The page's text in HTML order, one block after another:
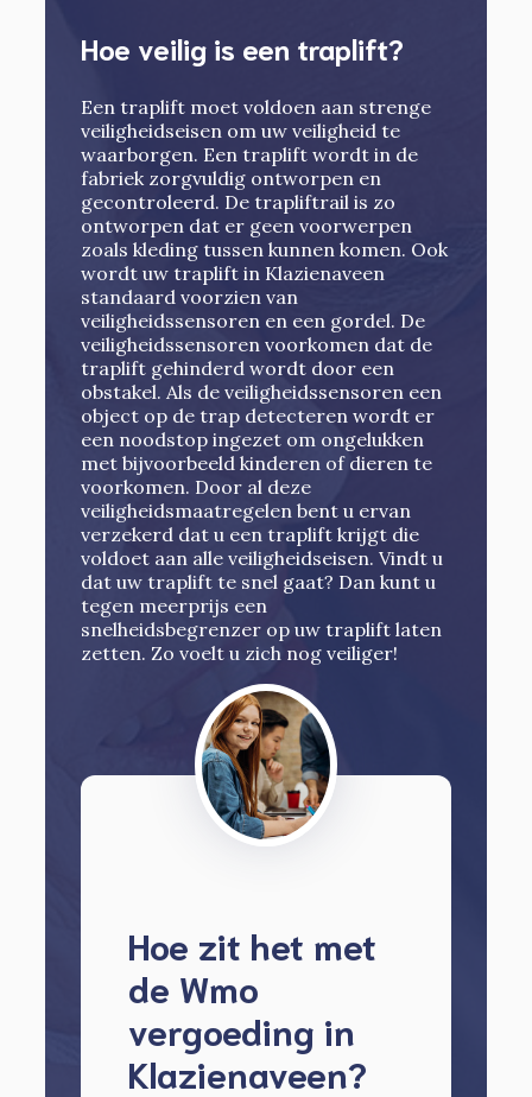
Hoe veilig is een traplift?
Een traplift moet voldoen aan strenge
veiligheidseisen om uw veiligheid te
waarborgen. Een traplift wordt in de
fabriek zorgvuldig ontworpen en
gecontroleerd. De trapliftrail is zo
ontworpen dat er geen voorwerpen
zoals kleding tussen kunnen komen. Ook
wordt uw traplift in Klazienaveen
standaard voorzien van
veiligheidssensoren en een gordel. De
veiligheidssensoren voorkomen dat de
traplift gehinderd wordt door een
obstakel. Als de veiligheidssensoren een
object op de trap detecteren wordt er
een noodstop ingezet om ongelukken
met bijvoorbeeld kinderen of dieren te
voorkomen. Door al deze
veiligheidsmaatregelen bent u ervan
verzekerd dat u een traplift krijgt die
voldoet aan alle veiligheidseisen. Vindt u
dat uw traplift te snel gaat? Dan kunt u
tegen meerprijs een
snelheidsbegrenzer op uw traplift laten
zetten. Zo voelt u zich nog veiliger!
Hoe zit het met
de Wmo
vergoeding in
Klazienaveen?